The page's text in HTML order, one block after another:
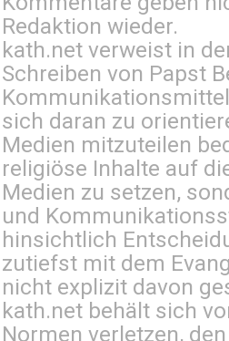
Redaktion wieder.
kath.net verweist in
Schreiben von Papst
sich daran zu
Medien mitzuteilen
religiöse Inhalte auf
Medien zu setzen,
und
hinsichtlich
zutiefst mit dem
nicht explizit davon
kath.net behält sich
Normen verletzen,